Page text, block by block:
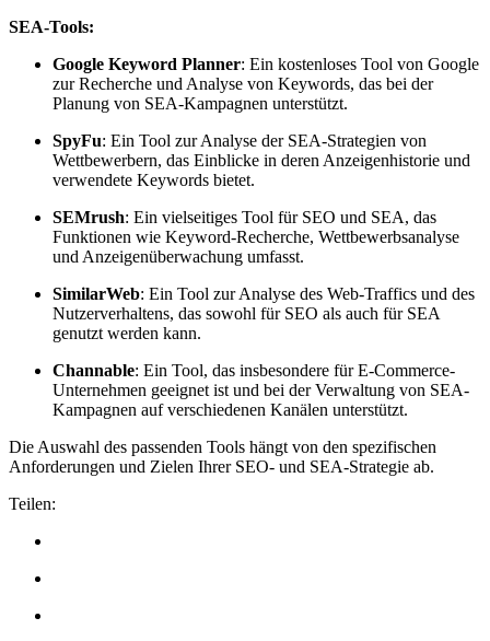
SEA-Tools:
Google Keyword Planner: Ein kostenloses Tool von Google
zur Recherche und Analyse von Keywords, das bei der
Planung von SEA-Kampagnen unterstützt.
SpyFu: Ein Tool zur Analyse der SEA-Strategien von
Wettbewerbern, das Einblicke in deren Anzeigenhistorie und
verwendete Keywords bietet.
SEMrush: Ein vielseitiges Tool für SEO und SEA, das
Funktionen wie Keyword-Recherche, Wettbewerbsanalyse
und Anzeigenüberwachung umfasst.
SimilarWeb: Ein Tool zur Analyse des Web-Traffics und des
Nutzerverhaltens, das sowohl für SEO als auch für SEA
genutzt werden kann.
Channable: Ein Tool, das insbesondere für E-Commerce-
Unternehmen geeignet ist und bei der Verwaltung von SEA-
Kampagnen auf verschiedenen Kanälen unterstützt.
Die Auswahl des passenden Tools hängt von den spezifischen
Anforderungen und Zielen Ihrer SEO- und SEA-Strategie ab.
Teilen: